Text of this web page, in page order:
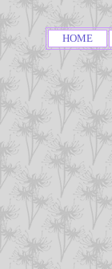
HOME